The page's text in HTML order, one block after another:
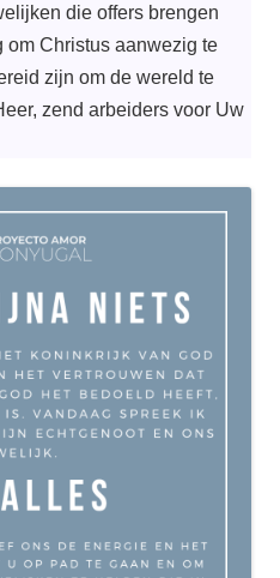
die offers brengen
Christus aanwezig te
zijn om de wereld te
zend arbeiders voor Uw